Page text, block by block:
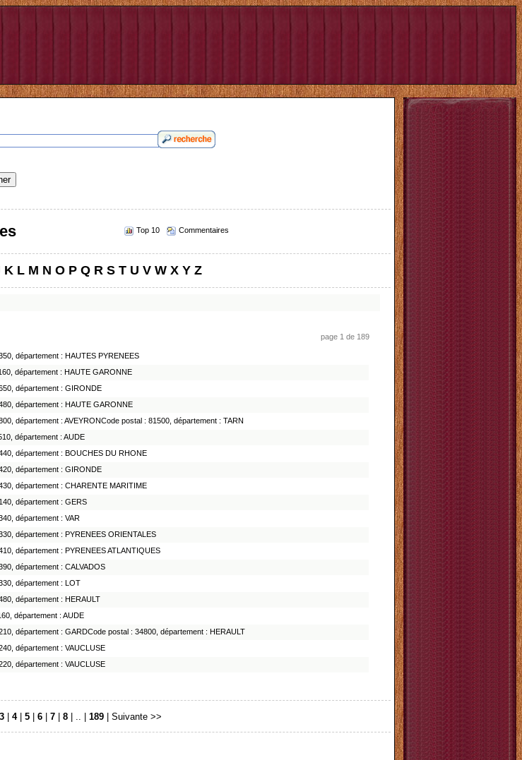
Top 10 Commentaires
K L M N O P Q R S T U V W X Y Z
page 1 de 189
département : HAUTES PYRENEES
département : HAUTE GARONNE
département : GIRONDE
département : HAUTE GARONNE
département : AVEYRONCode postal : 81500, département : TARN
département : AUDE
département : BOUCHES DU RHONE
département : GIRONDE
département : CHARENTE MARITIME
département : GERS
département : VAR
département : PYRENEES ORIENTALES
département : PYRENEES ATLANTIQUES
département : CALVADOS
département : LOT
département : HERAULT
département : AUDE
département : GARDCode postal : 34800, département : HERAULT
département : VAUCLUSE
département : VAUCLUSE
3| 4| 5| 6| 7| 8| .. | 189| Suivante >>